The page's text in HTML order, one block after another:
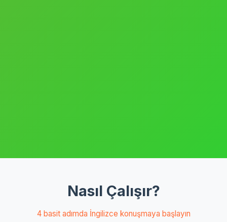
Nasıl Çalışır?
4 basit adımda İngilizce konuşmaya başlayın